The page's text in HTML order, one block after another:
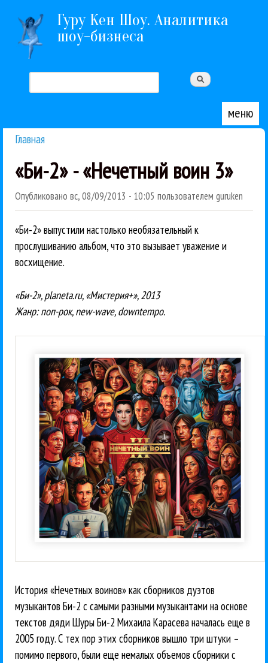
Перейти к основному содержанию
Гуру Кен Шоу. Аналитика
шоу-бизнеса
Форма поиска
меню
Главная
«Би-2» - «Нечетный воин 3»
Опубликовано вс, 08/09/2013 - 10:05 пользователем guruken
«Би-2» выпустили настолько необязательный к
прослушиванию альбом, что это вызывает уважение и
восхищение.
«Би-2», planeta.ru, «Мистерия+», 2013
Жанр: поп-рок, new-wave, downtempo.
История «Нечетных воинов» как сборников дуэтов
музыкантов Би-2 с самыми разными музыкантами на основе
текстов дяди Шуры Би-2 Михаила Карасева началась еще в
2005 году. С тех пор этих сборников вышло три штуки –
помимо первого, были еще немалых объемов сборники с